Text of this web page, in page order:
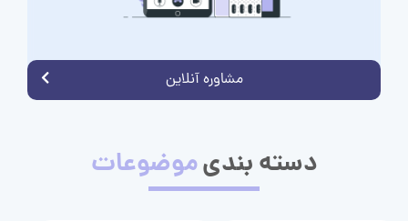
مشاوره آنلاین
دسته بندیموضوعات